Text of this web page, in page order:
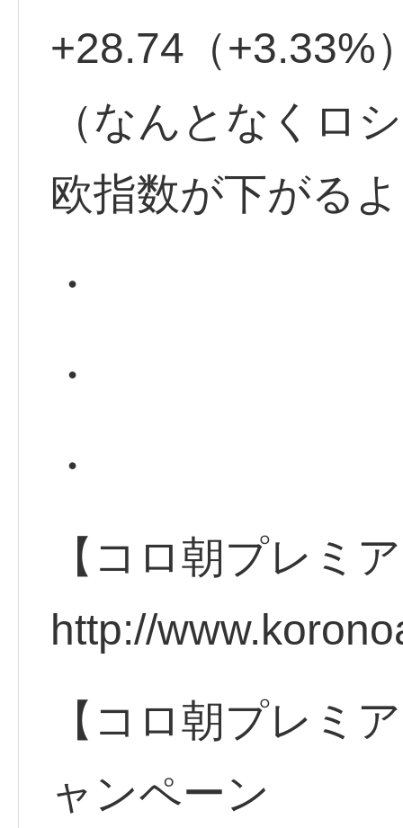
+28.74（+3.33%
（なんとなくロ
欧指数が下がる
・
・
・
【コロ朝プレミ
http://
【コロ朝プレミ
ャンペーン